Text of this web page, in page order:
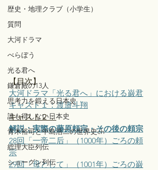
歴史・地理クラブ（小学生）
質問
大河ドラマ
べらぼう
光る君へ
鎌倉殿の13人
思考力を鍛える日本史
誰も得しない日本史
青木裕司と中島浩二の世界史ch
総理大臣列伝
ショーグン列伝
【目次】
大河ドラマ「光る君へ」における巌君
キャスト１：渡邉斗翔
キャスト２：
解説：実際の藤原頼宗・その後の頼宗
28回「一帝二后」（1000年）ごろの頼
宗
29回「母として」（1001年）ごろの巌